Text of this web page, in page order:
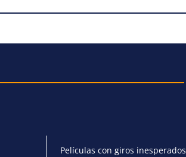
Películas con giros inesperados